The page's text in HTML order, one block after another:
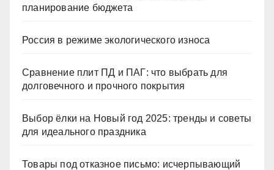
планирование бюджета
Россия в режиме экологического износа
Сравнение плит ПД и ПАГ: что выбрать для
долговечного и прочного покрытия
Выбор ёлки на Новый год 2025: тренды и советы
для идеального праздника
Товары под отказное письмо: исчерпывающий